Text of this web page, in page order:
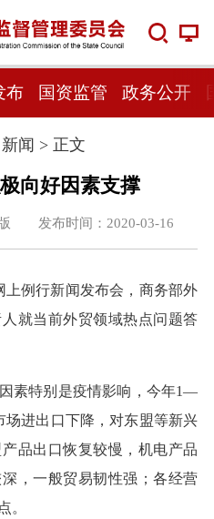
布 国资监管 政务公开
新闻 > 正文
向好因素支撑
版 发布时间：2020-03-16
上例行新闻发布会，商务部外
就当前外贸领域热点问题答
素特别是疫情影响，今年1—
进出口下降，对东盟等新兴
品出口恢复较慢，机电产品
，一般贸易韧性强；各经营
。